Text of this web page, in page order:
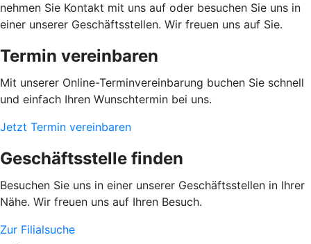
nehmen Sie Kontakt mit uns auf oder besuchen Sie uns in
einer unserer Geschäftsstellen. Wir freuen uns auf Sie.
Termin vereinbaren
Mit unserer Online-Terminvereinbarung buchen Sie schnell
und einfach Ihren Wunschtermin bei uns.
Jetzt Termin vereinbaren
Geschäftsstelle finden
Besuchen Sie uns in einer unserer Geschäftsstellen in Ihrer
Nähe. Wir freuen uns auf Ihren Besuch.
Zur Filialsuche